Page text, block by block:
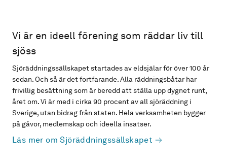
Vi är en ideell förening som räddar liv till
sjöss
Sjöräddningssällskapet startades av eldsjälar för över 100 år
sedan. Och så är det fortfarande. Alla räddningsbåtar har
frivillig besättning som är beredd att ställa upp dygnet runt,
året om. Vi är med i cirka 90 procent av all sjöräddning i
Sverige, utan bidrag från staten. Hela verksamheten bygger
på gåvor, medlemskap och ideella insatser.
Läs mer om Sjöräddningssällskapet